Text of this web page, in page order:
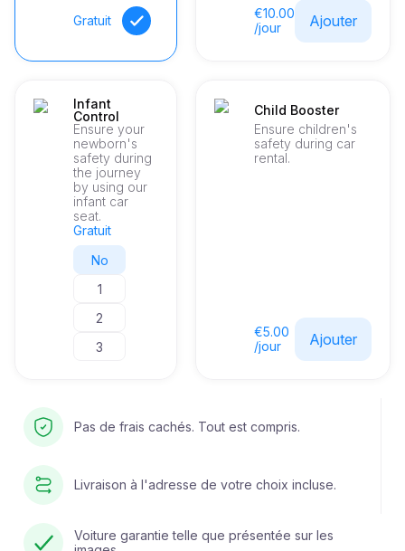
Gratuit
€10.00
/jour
Ajouter
Infant
Control
Ensure your
newborn's
safety during
the journey
by using our
infant car
seat.
Gratuit
No
1
2
3
Child Booster
Ensure children's
safety during car
rental.
€5.00
/jour
Ajouter
Pas de frais cachés. Tout est compris.
Livraison à l'adresse de votre choix incluse.
Voiture garantie telle que présentée sur les